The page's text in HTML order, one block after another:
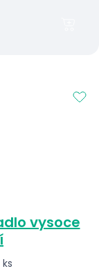
vysoce